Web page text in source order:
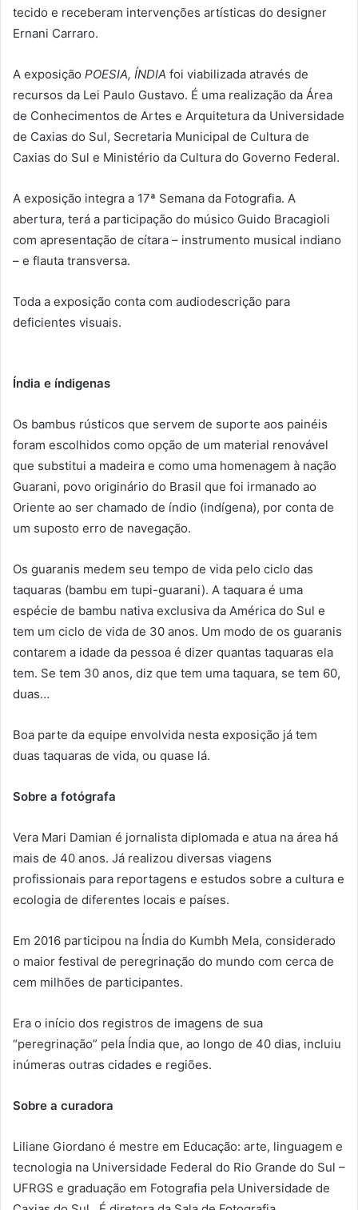
tecido e receberam intervenções artísticas do designer
Ernani Carraro.
A exposição POESIA, ÍNDIA foi viabilizada através de
recursos da Lei Paulo Gustavo. É uma realização da Área
de Conhecimentos de Artes e Arquitetura da Universidade
de Caxias do Sul, Secretaria Municipal de Cultura de
Caxias do Sul e Ministério da Cultura do Governo Federal.
A exposição integra a 17ª Semana da Fotografia. A
abertura, terá a participação do músico Guido Bracagioli
com apresentação de cítara – instrumento musical indiano
– e flauta transversa.
Toda a exposição conta com audiodescrição para
deficientes visuais.
Índia e índigenas
Os bambus rústicos que servem de suporte aos painéis
foram escolhidos como opção de um material renovável
que substitui a madeira e como uma homenagem à nação
Guarani, povo originário do Brasil que foi irmanado ao
Oriente ao ser chamado de índio (indígena), por conta de
um suposto erro de navegação.
Os guaranis medem seu tempo de vida pelo ciclo das
taquaras (bambu em tupi-guarani). A taquara é uma
espécie de bambu nativa exclusiva da América do Sul e
tem um ciclo de vida de 30 anos. Um modo de os guaranis
contarem a idade da pessoa é dizer quantas taquaras ela
tem. Se tem 30 anos, diz que tem uma taquara, se tem 60,
duas…
Boa parte da equipe envolvida nesta exposição já tem
duas taquaras de vida, ou quase lá.
Sobre a fotógrafa
Vera Mari Damian é jornalista diplomada e atua na área há
mais de 40 anos. Já realizou diversas viagens
profissionais para reportagens e estudos sobre a cultura e
ecologia de diferentes locais e países.
Em 2016 participou na Índia do Kumbh Mela, considerado
o maior festival de peregrinação do mundo com cerca de
cem milhões de participantes.
Era o início dos registros de imagens de sua
“peregrinação” pela Índia que, ao longo de 40 dias, incluiu
inúmeras outras cidades e regiões.
Sobre a curadora
Liliane Giordano é mestre em Educação: arte, linguagem e
tecnologia na Universidade Federal do Rio Grande do Sul –
UFRGS e graduação em Fotografia pela Universidade de